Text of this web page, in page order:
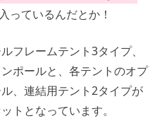
っているんだとか！
フレームテント3タイプ、
ポールと、各テントのオプ
、連結用テント2タイプが
トとなっています。